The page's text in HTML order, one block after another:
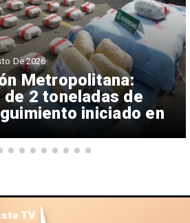
Metropolitana:
2 toneladas de
iniciado en
De 2026
TV